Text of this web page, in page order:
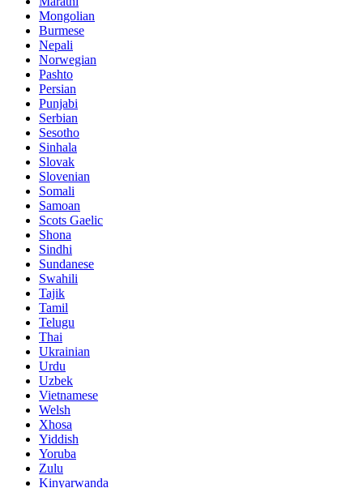
Mongolian
Burmese
Nepali
Norwegian
Pashto
Persian
Punjabi
Serbian
Sesotho
Sinhala
Slovak
Slovenian
Somali
Samoan
Scots Gaelic
Shona
Sindhi
Sundanese
Swahili
Tajik
Tamil
Telugu
Thai
Ukrainian
Urdu
Uzbek
Vietnamese
Welsh
Xhosa
Yiddish
Yoruba
Zulu
Kinyarwanda